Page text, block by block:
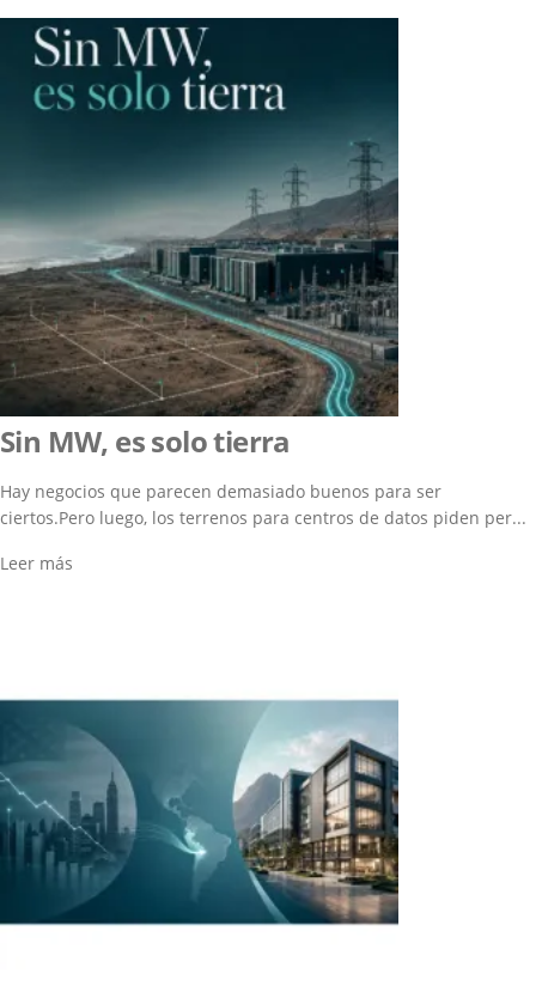
Sin MW, es solo tierra
Hay negocios que parecen demasiado buenos para ser
ciertos.Pero luego, los terrenos para centros de datos piden per...
Leer más